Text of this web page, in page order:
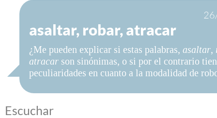
SOBRE LA FUNDÉURAE
FundéuRAE es una fundación patrocinada por la
y la Real Academia Española, cuyo objetivo es
el buen uso del español en los medios de
Internet.
asaltar, robar, atracar
¿Me pueden explicar si estas palabras, asaltar,
atracar son sinónimas, o si por el contrario
peculiaridades en cuanto a la modalidad de
Escuchar